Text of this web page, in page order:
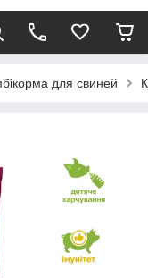
для свиней